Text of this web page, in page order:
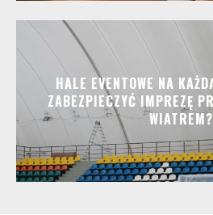
HALE EVENTOWE NA
ZABEZPIECZYĆ IMPREZĘ
WIATREM?